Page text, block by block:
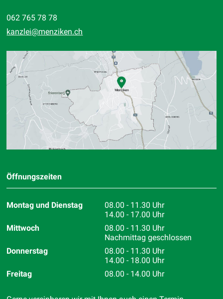
062 765 78 78
kanzlei@menziken.ch
Öffnungszeiten
Montag und Dienstag
08.00 - 11.30 Uhr
14.00 - 17.00 Uhr
Mittwoch
08.00 - 11.30 Uhr
Nachmittag geschlossen
Donnerstag
08.00 - 11.30 Uhr
14.00 - 18.00 Uhr
Freitag
08.00 - 14.00 Uhr
Standort